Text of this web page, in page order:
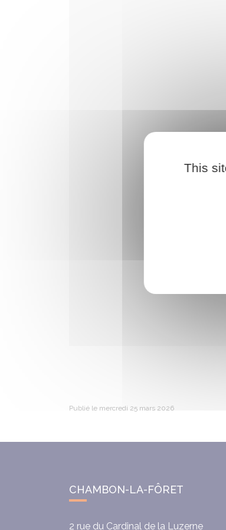
Publié le mercredi 25 mars 2026
CHAMBON-LA-FÔRET
2 rue du Cardinal de la Luzerne
This